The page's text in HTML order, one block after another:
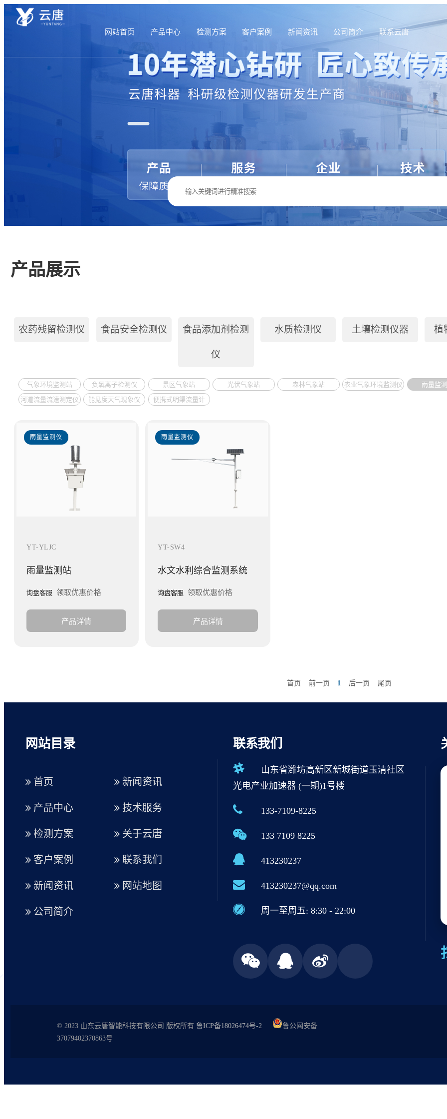
网站首页 产品中心 检测方案 客户案例 新闻资讯 公司简介 联系云唐
产品展示
农药残留检测仪 食品安全检测仪 食品添加剂检测
仪
水质检测仪 土壤检测仪器 植
气象环境监测站 负氧离子检测仪 景区气象站 光伏气象站 森林气象站 农业气象环境监测仪 雨量监
河道流量流速测定仪 能见度天气现象仪 便携式明渠流量计
雨量监测仪
YT-YLJC
雨量监测站
询盘客服 领取优惠价格
产品详情
雨量监测仪
YT-SW4
水文水利综合监测系统
询盘客服 领取优惠价格
产品详情
首页 前一页 1 后一页 尾页
网站目录
首页
产品中心
检测方案
客户案例
新闻资讯
公司简介
新闻资讯
技术服务
关于云唐
联系我们
网站地图
联系我们
山东省潍坊高新区新城街道玉清社区
光电产业加速器 (一期)1号楼
133-7109-8225
133 7109 8225
413230237
413230237@qq.com
周一至周五: 8:30 - 22:00
© 2023 山东云唐智能科技有限公司 版权所有 鲁ICP备18026474号-2
鲁公网安备
37079402370863号